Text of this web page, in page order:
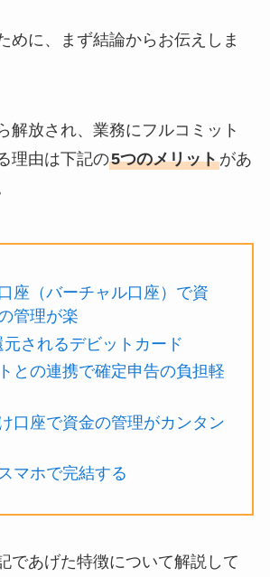
めに、まず結論からお伝えしま
解放され、業務にフルコミット
理由は下記の5つのメリットがあ
座（バーチャル口座）で資
管理が楽
されるデビットカード
との連携で確定申告の負担軽
口座で資金の管理がカンタン
マホで完結する
であげた特徴について解説して